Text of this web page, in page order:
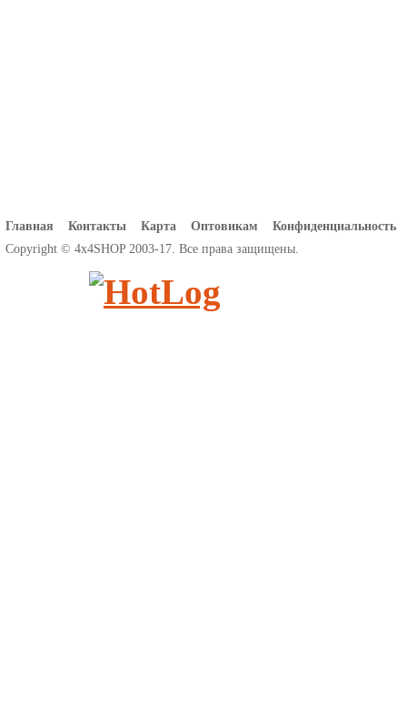
Главная Контакты Карта Оптовикам
Конфиденциальность
Copyright © 4x4SHOP 2003-17. Все права защищены.